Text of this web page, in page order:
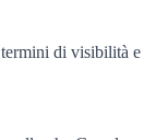
di visibilità e